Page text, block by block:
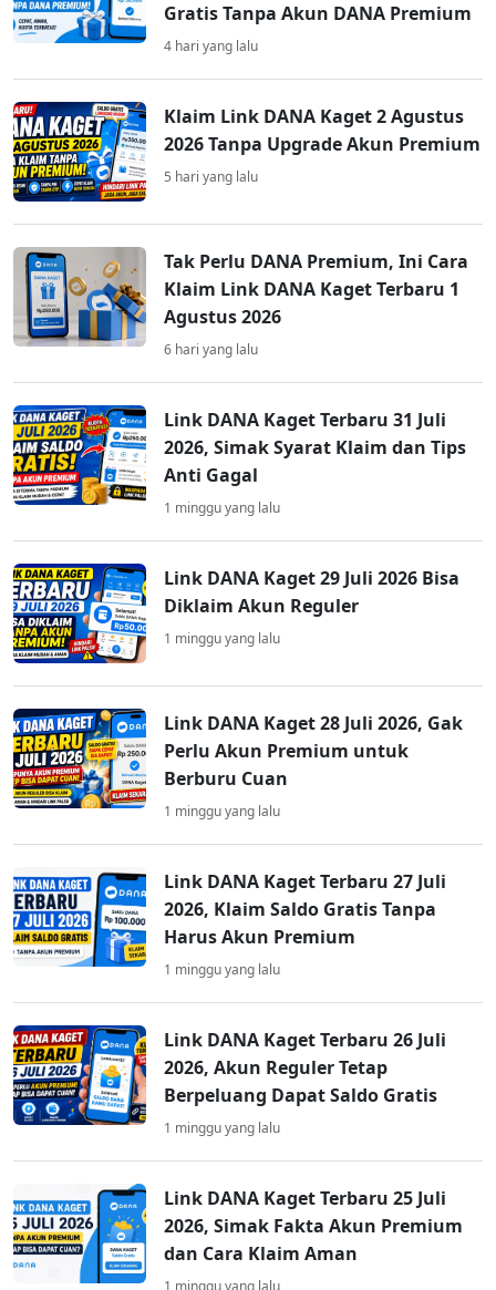
Gratis Tanpa Akun DANA Premium
4 hari yang lalu
Klaim Link DANA Kaget 2 Agustus
2026 Tanpa Upgrade Akun Premium
5 hari yang lalu
Tak Perlu DANA Premium, Ini Cara
Klaim Link DANA Kaget Terbaru 1
Agustus 2026
6 hari yang lalu
Link DANA Kaget Terbaru 31 Juli
2026, Simak Syarat Klaim dan Tips
Anti Gagal
1 minggu yang lalu
Link DANA Kaget 29 Juli 2026 Bisa
Diklaim Akun Reguler
1 minggu yang lalu
Link DANA Kaget 28 Juli 2026, Gak
Perlu Akun Premium untuk
Berburu Cuan
1 minggu yang lalu
Link DANA Kaget Terbaru 27 Juli
2026, Klaim Saldo Gratis Tanpa
Harus Akun Premium
1 minggu yang lalu
Link DANA Kaget Terbaru 26 Juli
2026, Akun Reguler Tetap
Berpeluang Dapat Saldo Gratis
1 minggu yang lalu
Link DANA Kaget Terbaru 25 Juli
2026, Simak Fakta Akun Premium
dan Cara Klaim Aman